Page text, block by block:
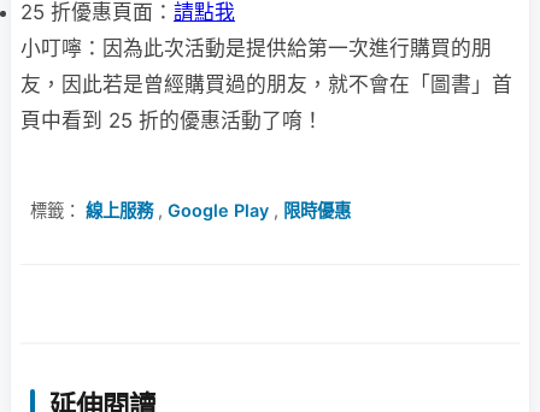
25 折優惠頁面： 請點我
小叮嚀：因為此次活動是提供給第一次進行購買的朋
友，因此若是曾經購買過的朋友，就不會在「圖書」首
頁中看到 25 折的優惠活動了唷！
標籤： 線上服務, Google Play , 限時優惠
延伸閱讀